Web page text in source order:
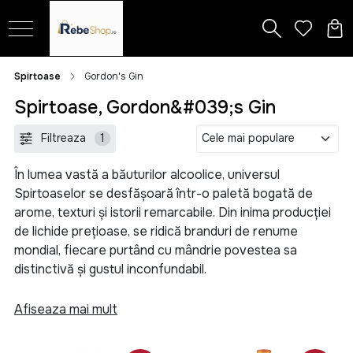
Spirtoase Gordon's Gin
Spirtoase, Gordon&#039;s Gin
Filtreaza 1
În lumea vastă a băuturilor alcoolice, universul
Spirtoaselor se desfășoară într-o paletă bogată de
arome, texturi și istorii remarcabile. Din inima producției
de lichide prețioase, se ridică branduri de renume
mondial, fiecare purtând cu mândrie povestea sa
distinctivă și gustul inconfundabil.
În categoria nobilă a cognacului, nume ca Martell, Remy
Martin și Hennessy, Cricova, Alexandrion, Bardar își
Afiseaza mai mult